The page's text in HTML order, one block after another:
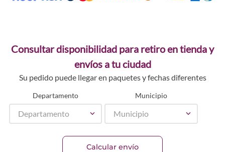
Consultar disponibilidad para retiro en tienda y
envíos a tu ciudad
Su pedido puede llegar en paquetes y fechas diferentes
Departamento
Departamento
Municipio
Municipio
Calcular envío